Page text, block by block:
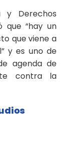
y Derechos
que “hay un
que viene a
y es uno de
agenda de
contra la